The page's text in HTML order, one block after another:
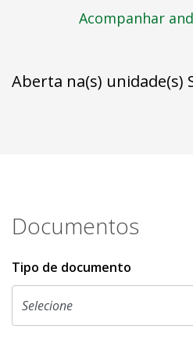
Acompanhar
Aberta na(s) unidade(s)
Documentos
Tipo de documento